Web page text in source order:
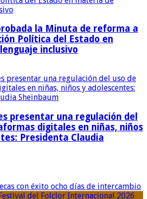
la Minuta de reforma a
Política del Estado en
inclusivo
presentar una regulación del
digitales en niñas, niños
Presidenta Claudia